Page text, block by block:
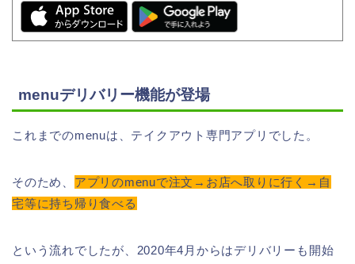
menuデリバリー機能が登場
これまでのmenuは、テイクアウト専門アプリでした。
そのため、 アプリのmenuで注文→お店へ取りに行く→自
宅等に持ち帰り食べる
という流れでしたが、2020年4月からはデリバリーも開始